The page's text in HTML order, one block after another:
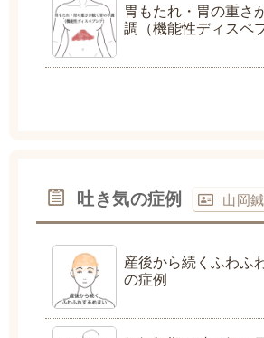
胃もたれ・胃の重さ
調（機能性ディスペ
吐き気の症例 山岡
産後から続くふわふ
の症例